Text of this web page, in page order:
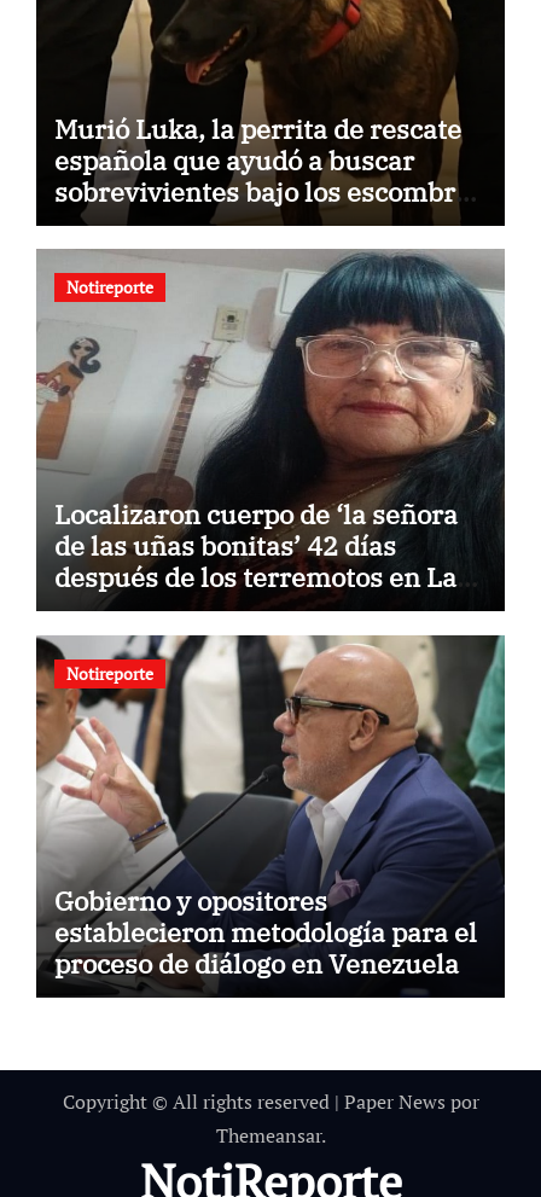
Murió Luka, la perrita de rescate
española que ayudó a buscar
sobrevivientes bajo los escombros
tras los terremotos
Notireporte
Localizaron cuerpo de ‘la señora
de las uñas bonitas’ 42 días
después de los terremotos en La
Guaira
Notireporte
Gobierno y opositores
establecieron metodología para el
proceso de diálogo en Venezuela
Copyright © All rights reserved | Paper News por
Themeansar.
NotiReporte